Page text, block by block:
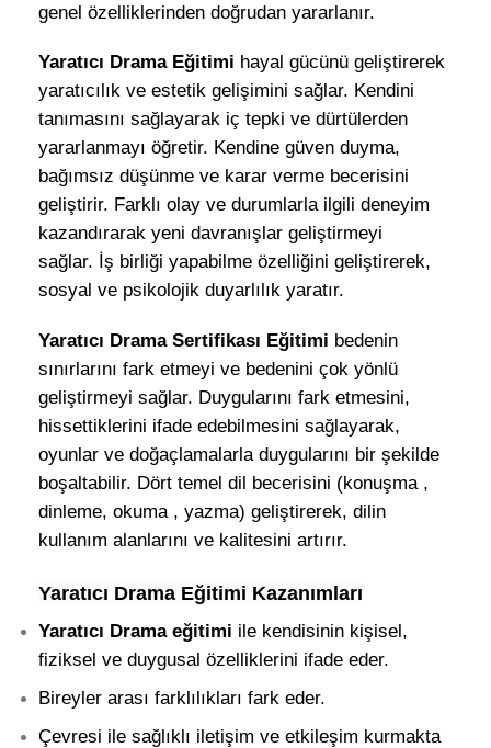
genel özelliklerinden doğrudan yararlanır.
Yaratıcı Drama Eğitimi hayal gücünü geliştirerek
yaratıcılık ve estetik gelişimini sağlar. Kendini
tanımasını sağlayarak iç tepki ve dürtülerden
yararlanmayı öğretir. Kendine güven duyma,
bağımsız düşünme ve karar verme becerisini
geliştirir. Farklı olay ve durumlarla ilgili deneyim
kazandırarak yeni davranışlar geliştirmeyi
sağlar. İş birliği yapabilme özelliğini geliştirerek,
sosyal ve psikolojik duyarlılık yaratır.
Yaratıcı Drama Sertifikası Eğitimi bedenin
sınırlarını fark etmeyi ve bedenini çok yönlü
geliştirmeyi sağlar. Duygularını fark etmesini,
hissettiklerini ifade edebilmesini sağlayarak,
oyunlar ve doğaçlamalarla duygularını bir şekilde
boşaltabilir. Dört temel dil becerisini (konuşma ,
dinleme, okuma , yazma) geliştirerek, dilin
kullanım alanlarını ve kalitesini artırır.
Yaratıcı Drama Eğitimi Kazanımları
Yaratıcı Drama eğitimi ile kendisinin kişisel,
fiziksel ve duygusal özelliklerini ifade eder.
Bireyler arası farklılıkları fark eder.
Çevresi ile sağlıklı iletişim ve etkileşim kurmakta